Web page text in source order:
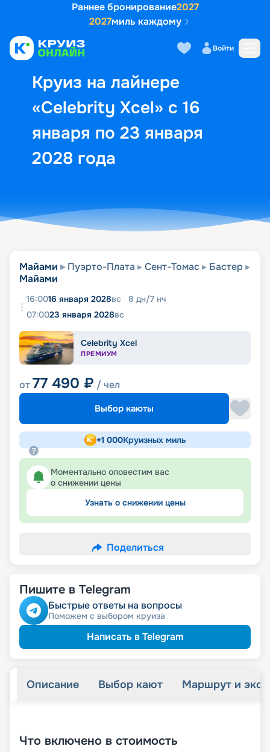
Раннее бронирование2027
2027миль каждому
Войти
Круиз на лайнере
«Celebrity Xcel» с 16
января по 23 января
2028 года
Выбор кают Маршрут и
Майами Пуэрто-Плата Сент-Томас
Бастер
Майами
16:0016 января 2028вс 8 дн/7 нч
07:0023 января 2028вс
Celebrity Xcel
ПРЕМИУМ
от77 490 ₽ / чел
Выбор каюты
+1 000Круизных миль
Моментально оповестим вас
о снижении цены
Узнать о снижении цены
Поделиться
Пишите в Telegram
Быстрые ответы на вопросы
Поможем с выбором круиза
Написать в Telegram
Описание Выбор кают Маршрут и
Что включено в стоимость